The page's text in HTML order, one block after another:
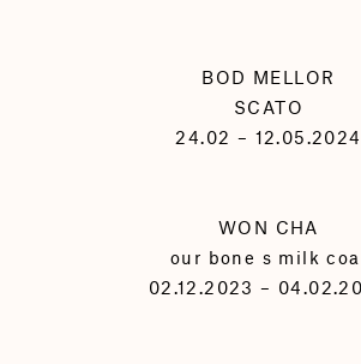
BOD MELLOR
SCATO
24.02 – 12.05.2024
WON CHA
our bone s milk
02.12.2023 –